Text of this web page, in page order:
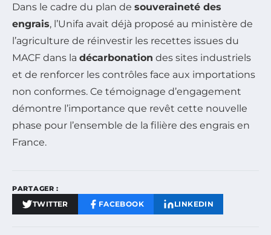
Dans le cadre du plan de souveraineté des
engrais, l’Unifa avait déjà proposé au ministère de
l’agriculture de réinvestir les recettes issues du
MACF dans la décarbonation des sites industriels
et de renforcer les contrôles face aux importations
non conformes. Ce témoignage d’engagement
démontre l’importance que revêt cette nouvelle
phase pour l’ensemble de la filière des engrais en
France.
PARTAGER :
TWITTER FACEBOOK LINKEDIN